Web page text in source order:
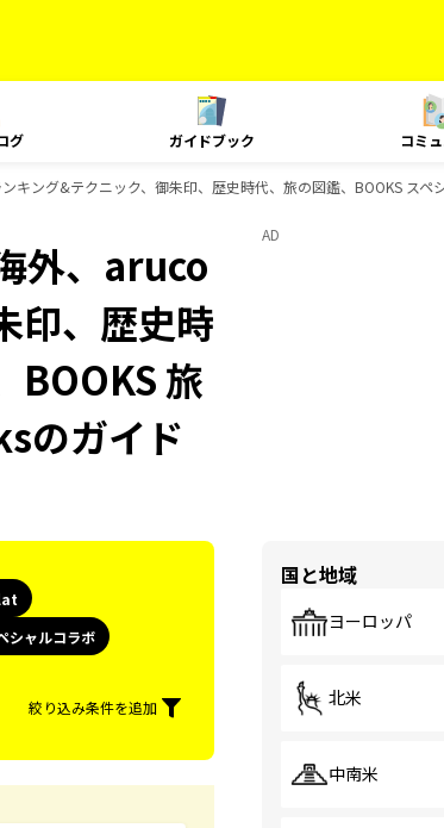
グ ガイドブック コミ
ング&テクニック、御朱印、歴史時代、旅の図鑑、BOOKS ス
外、aruco
印、歴史時
BOOKS 旅
のガイド
シャルコラボ
絞り込み条件を追加
AD
国と地域
ヨーロッパ
北米
中南米